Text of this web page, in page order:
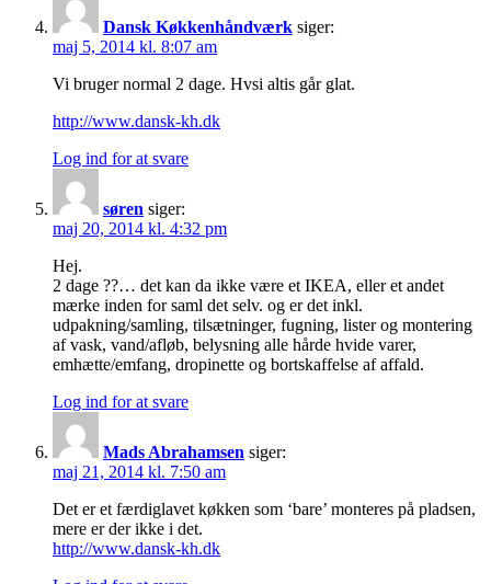
Dansk Køkkenhåndværk siger:
maj 5, 2014 kl. 8:07 am
Vi bruger normal 2 dage. Hvsi altis går glat.
http://www.dansk-kh.dk
Log ind for at svare
søren siger:
maj 20, 2014 kl. 4:32 pm
Hej.
2 dage ??… det kan da ikke være et IKEA, eller et andet
mærke inden for saml det selv. og er det inkl.
udpakning/samling, tilsætninger, fugning, lister og montering
af vask, vand/afløb, belysning alle hårde hvide varer,
emhætte/emfang, dropinette og bortskaffelse af affald.
Log ind for at svare
Mads Abrahamsen siger:
maj 21, 2014 kl. 7:50 am
Det er et færdiglavet køkken som ‘bare’ monteres på pladsen,
mere er der ikke i det.
http://www.dansk-kh.dk